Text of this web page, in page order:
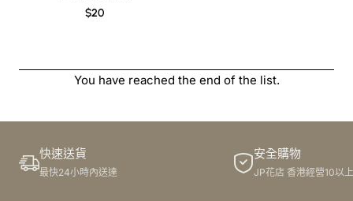
$20
You have reached the end of the list.
快速送貨
最快24小時內送達
安全購物
JP花店 香港經營10以